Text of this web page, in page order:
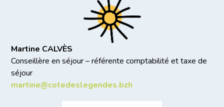
Martine CALVÈS
Conseillère en séjour – référente comptabilité et taxe de
séjour
martine@cotedeslegendes.bzh